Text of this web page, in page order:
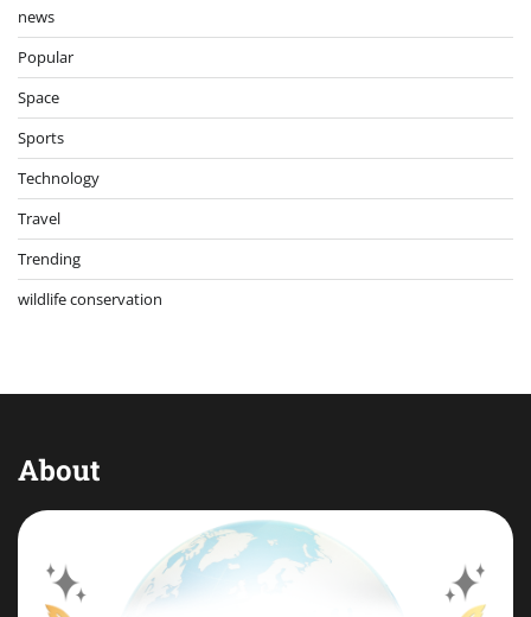
news
Popular
Space
Sports
Technology
Travel
Trending
wildlife conservation
About